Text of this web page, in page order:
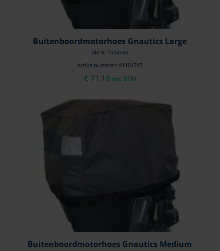
Buitenboordmotorhoes Gnautics Large
Merk: Talamex
Artikelnummer: 91101747
€ 71,10 incl BTW
Buitenboordmotorhoes Gnautics Medium